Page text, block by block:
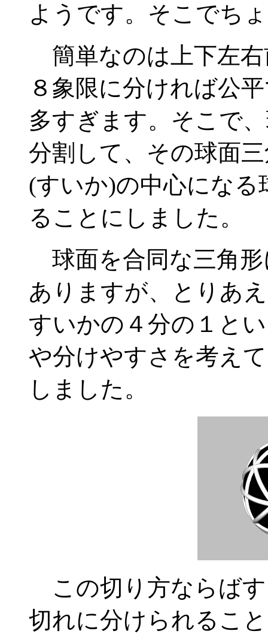
ようです。そこでち
簡単なのは上下左
８象限に分ければ公
多すぎます。そこで
分割して、その球面
(すいか)の中心にな
ることにしました。
球面を合同な三角
ありますが、とりあ
すいかの４分の１と
や分けやすさを考え
しました。
この切り方ならば
切れに分けられるこ